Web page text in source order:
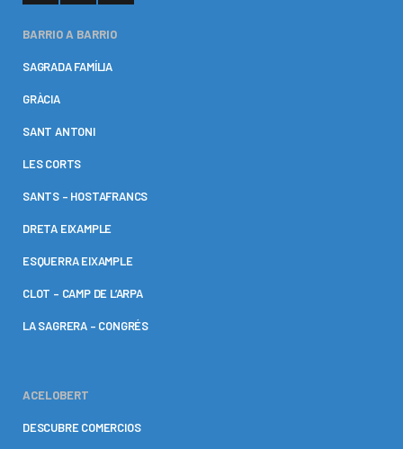
BARRIO A BARRIO
SAGRADA FAMÍLIA
GRÀCIA
SANT ANTONI
LES CORTS
SANTS – HOSTAFRANCS
DRETA EIXAMPLE
ESQUERRA EIXAMPLE
CLOT – CAMP DE L’ARPA
LA SAGRERA – CONGRÉS
ACELOBERT
DESCUBRE COMERCIOS